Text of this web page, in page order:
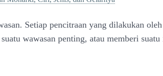
Setiap pencitraan yang dilakukan oleh
wawasan penting, atau memberi suatu